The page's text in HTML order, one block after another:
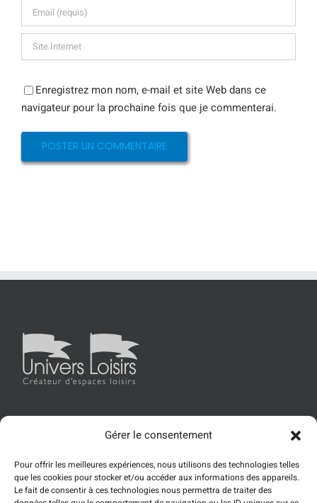
Gérer le consentement
Pour offrir les meilleures expériences, nous utilisons des technologies telles
que les cookies pour stocker et/ou accéder aux informations des appareils.
Le fait de consentir à ces technologies nous permettra de traiter des
Enregistrez mon nom, e-mail et site Web dans ce
navigateur pour la prochaine fois que je commenterai.
Accueil Univers Loisirs Les produits
Références
Actualités
Contact